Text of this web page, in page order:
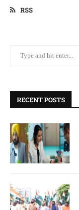
RSS
RECENT POSTS